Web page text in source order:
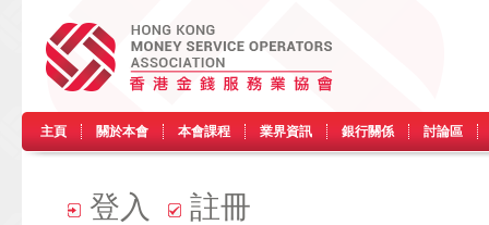
主頁 關於本會 本會課程 業界資訊 銀行關係 討論區
登入 註冊